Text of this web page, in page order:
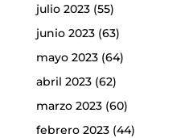
julio 2023(55)
junio 2023(63)
mayo 2023(64)
abril 2023(62)
marzo 2023(60)
febrero 2023(44)